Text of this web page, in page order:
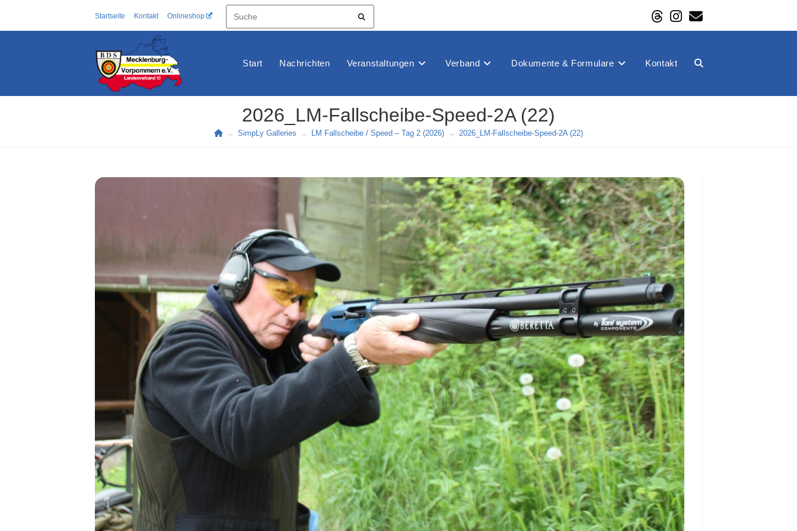
Startseite Kontakt Onlineshop
Start Nachrichten Veranstaltungen Verband Dokumente & Formulare Kontakt Website-
2026_LM-Fallscheibe-Speed-2A (22)
→ SimpLy Galleries → LM Fallscheibe / Speed – Tag 2 (2026) → 2026_LM-Fallscheibe-Speed-2A (22)